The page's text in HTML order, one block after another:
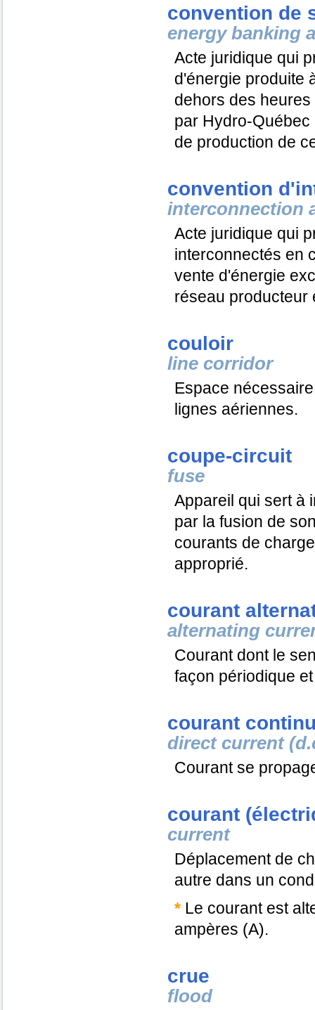
convention de
energy banking
Acte juridique qui
d'énergie produite
dehors des
par Hydro-Québec
de production de
convention
interconnection
Acte juridique qui
interconnectés en
vente d'énergie
réseau producteur
couloir
line corridor
Espace
lignes aériennes.
coupe-circuit
fuse
Appareil qui sert à
par la fusion de
courants de
approprié.
courant
alternating
Courant dont le
façon périodique
courant
direct current
Courant se
courant
current
Déplacement de
autre dans un
* Le courant est
ampères (A).
crue
flood